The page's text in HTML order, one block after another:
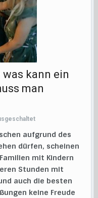
kann ein
man
aufgrund des
dürfen, scheinen
mit Kindern
Stunden mit
auch die besten
keine Freude